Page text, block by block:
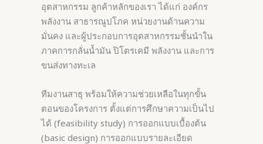
อุตสาหกรรม ลูกค้าหลักของเรา ได้แก่ องค์กร
พลังงาน สาธารณูปโภค หน่วยงานด้านความ
มั่นคง และผู้ประกอบการอุตสาหกรรมชั้นนำใน
ภาคการกลั่นน้ำมัน ปิโตรเคมี พลังงาน และการ
ขนส่งทางทะเล
ทีมงานสาธุ พร้อมให้ความช่วยเหลือในทุกขั้น
ตอนของโครงการ ตั้งแต่การศึกษาความเป็นไป
ได้ (feasibility study) การออกแบบเบื้องต้น
(basic design) การออกแบบรายละเอียด